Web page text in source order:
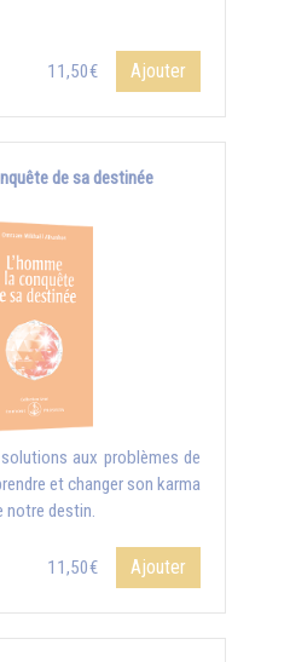
11,50€ Ajouter
de sa destinée
aux problèmes de
et changer son karma
notre destin.
11,50€ Ajouter